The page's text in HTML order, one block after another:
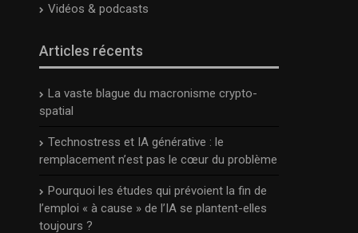
Vidéos & podcasts
Articles récents
La vaste blague du macronisme crypto-
spatial
Technostress et IA générative : le
remplacement n’est pas le cœur du problème
Pourquoi les études qui prévoient la fin de
l’emploi « à cause » de l’IA se plantent-elles
toujours ?